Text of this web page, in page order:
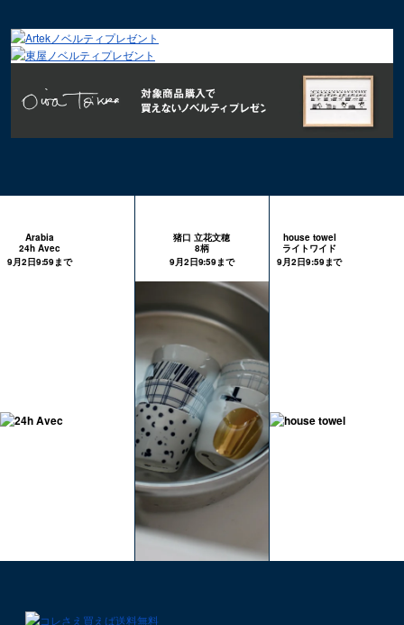
Arabia
24h Avec
9月2日9:59まで
猪口 立花文穂
8柄
9月2日9:59まで
house towel
ライトワイド
9月2日9:59まで